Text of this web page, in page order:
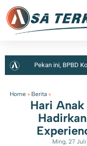
Pekan ini, BPBD
Home » Berita »
Hari
Ming, 27